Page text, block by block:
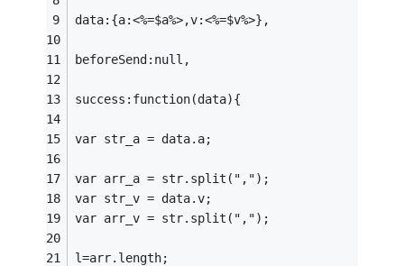
data:{a:<%=$a%>,v:<%=$v%>},
beforeSend:null,
success:function(data){
var str_a = data.a;
var arr_a = str.split(",");
var str_v = data.v;
var arr_v = str.split(",");
l=arr.length;